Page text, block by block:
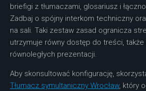
briefigi z tłumaczami, glosariusz i
Zadbaj o spójny interkom techniczny
na sali. Taki zestaw zasad ogranicza
utrzymuje równy dostęp do treści,
równoległych prezentacji.
Aby skonsultować konfigurację,
Tłumacz symultaniczny Wrocław, który